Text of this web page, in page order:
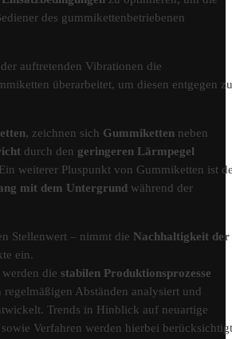
des gummikettenbetriebenen
auftretenden Vibrationen die
überarbeitet, um diesen entgegen zu
, zeichnen sich Gummiketten neben
durch den geringeren Lärmpegel
weiterer Pluspunkt von Gummiketten ist
mit dem Untergrund während der
Stellenwert – nimmt die Nachhaltigkeit der
ein.
die stabilen Produktionsprozesse
Abständen analysiert und
Trends in Hinblick auf neuartige
Verfahren werden hierbei